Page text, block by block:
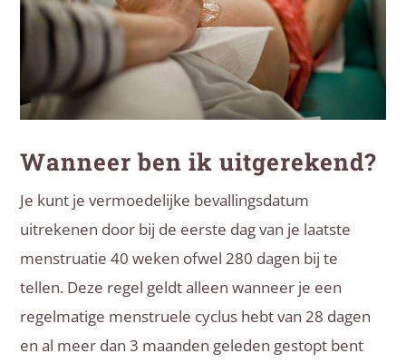
Wanneer ben ik uitgerekend?
Je kunt je vermoedelijke bevallingsdatum
uitrekenen door bij de eerste dag van je laatste
menstruatie 40 weken ofwel 280 dagen bij te
tellen. Deze regel geldt alleen wanneer je een
regelmatige menstruele cyclus hebt van 28 dagen
en al meer dan 3 maanden geleden gestopt bent